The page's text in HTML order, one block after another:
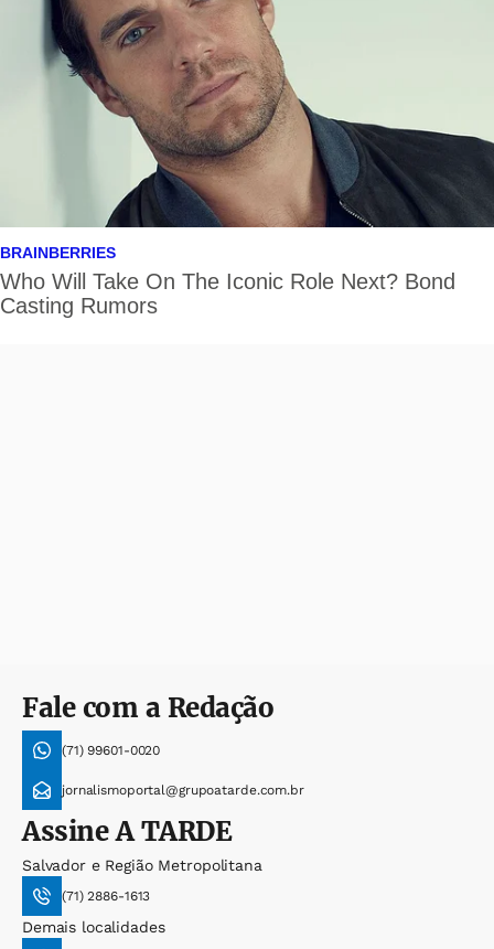
Fale com a Redação
(71) 99601-0020
jornalismoportal@grupoatarde.com.br
AssineA TARDE
Salvador e Região Metropolitana
(71) 2886-1613
Demais localidades